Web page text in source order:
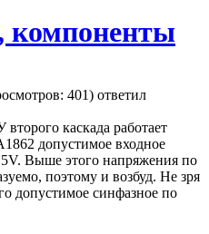
401) ответил
каскада работает
допустимое входное
Выше этого напряжения по
поэтому и возбуд. Не зря
допустимое синфазное по